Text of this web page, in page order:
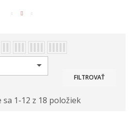

FILTROVAŤ
sa 1-12 z 18 položiek